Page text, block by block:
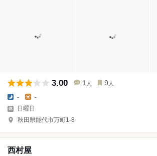
3.00 1 人 9 人
- -
日曜日
秋田県能代市万町1-8
西村屋